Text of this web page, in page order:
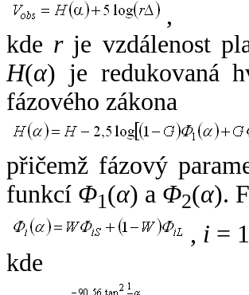
,
kde rje vzdálenost
H(α) je redukovaná
fázového zákona
přičemž fázový
funkcí Φ1(α) a Φ2(α).
, i =
kde